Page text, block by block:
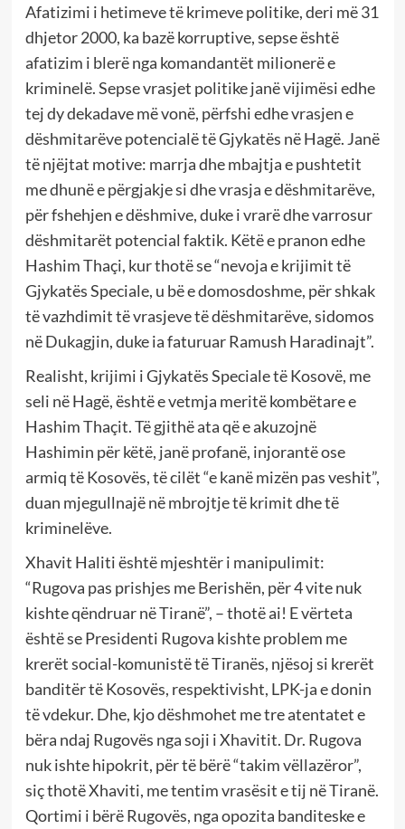
Afatizimi i hetimeve të krimeve politike, deri më 31
dhjetor 2000, ka bazë korruptive, sepse është
afatizim i blerë nga komandantët milionerë e
kriminelë. Sepse vrasjet politike janë vijimësi edhe
tej dy dekadave më vonë, përfshi edhe vrasjen e
dëshmitarëve potencialë të Gjykatës në Hagë. Janë
të njëjtat motive: marrja dhe mbajtja e pushtetit
me dhunë e përgjakje si dhe vrasja e dëshmitarëve,
për fshehjen e dëshmive, duke i vrarë dhe varrosur
dëshmitarët potencial faktik. Këtë e pranon edhe
Hashim Thaçi, kur thotë se “nevoja e krijimit të
Gjykatës Speciale, u bë e domosdoshme, për shkak
të vazhdimit të vrasjeve të dëshmitarëve, sidomos
në Dukagjin, duke ia faturuar Ramush Haradinajt”.
Realisht, krijimi i Gjykatës Speciale të Kosovë, me
seli në Hagë, është e vetmja meritë kombëtare e
Hashim Thaçit. Të gjithë ata që e akuzojnë
Hashimin për këtë, janë profanë, injorantë ose
armiq të Kosovës, të cilët “e kanë mizën pas veshit”,
duan mjegullnajë në mbrojtje të krimit dhe të
kriminelëve.
Xhavit Haliti është mjeshtër i manipulimit:
“Rugova pas prishjes me Berishën, për 4 vite nuk
kishte qëndruar në Tiranë”, – thotë ai! E vërteta
është se Presidenti Rugova kishte problem me
krerët social-komunistë të Tiranës, njësoj si krerët
banditër të Kosovës, respektivisht, LPK-ja e donin
të vdekur. Dhe, kjo dëshmohet me tre atentatet e
bëra ndaj Rugovës nga soji i Xhavitit. Dr. Rugova
nuk ishte hipokrit, për të bërë “takim vëllazëror”,
siç thotë Xhaviti, me tentim vrasësit e tij në Tiranë.
Qortimi i bërë Rugovës, nga opozita banditeske e